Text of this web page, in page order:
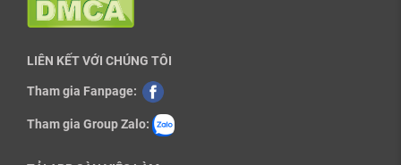
LIÊN KẾT VỚI CHÚNG TÔI
Tham gia Fanpage:
Tham gia Group Zalo: